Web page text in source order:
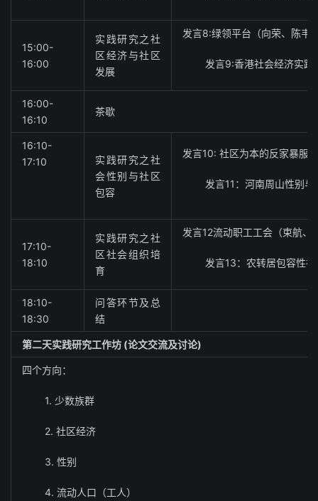
15:00-
16:00
实践研究之社
区经济与社区
发展
发言8:绿领平台（向荣、陈韦
发言9:香港社会经济实践
16:00-
16:10
茶歇
16:10-
17:10
实践研究之社
会性别与社区
包容
发言10: 社区为本的反家暴服
发言11：河南周山性别
17:10-
18:10
实践研究之社
区社会组织培
育
发言12流动职工工会（束航、
发言13：农转居包容性
18:10-
18:30
问答环节及总
结
第二天实践研究工作坊 (论文交流及讨论)
四个方向：
1. 少数族群
2. 社区经济
3. 性别
4. 流动人口（工人）